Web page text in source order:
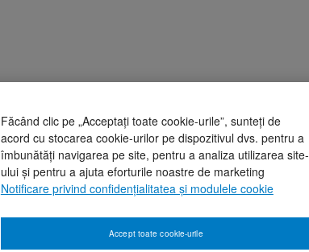
Făcând clic pe „Acceptați toate cookie-urile”, sunteți de
acord cu stocarea cookie-urilor pe dispozitivul dvs. pentru a
îmbunătăți navigarea pe site, pentru a analiza utilizarea site-
ului și pentru a ajuta eforturile noastre de marketing
Notificare privind confidențialitatea și modulele cookie
Accept toate cookie-urile